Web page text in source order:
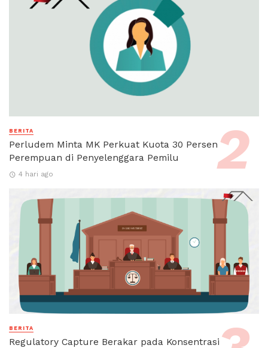
BERITA
Perludem Minta MK Perkuat Kuota 30 Persen
Perempuan di Penyelenggara Pemilu
4 hari ago
BERITA
Regulatory Capture Berakar pada Konsentrasi